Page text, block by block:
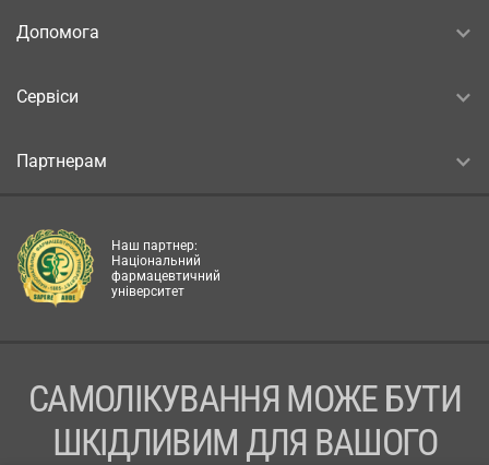
Допомога
Сервіси
Партнерам
Наш партнер:
Національний
фармацевтичний
університет
САМОЛІКУВАННЯ МОЖЕ БУТИ
ШКІДЛИВИМ ДЛЯ ВАШОГО